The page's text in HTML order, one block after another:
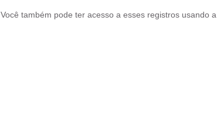
Você também pode ter acesso a esses registros usando a